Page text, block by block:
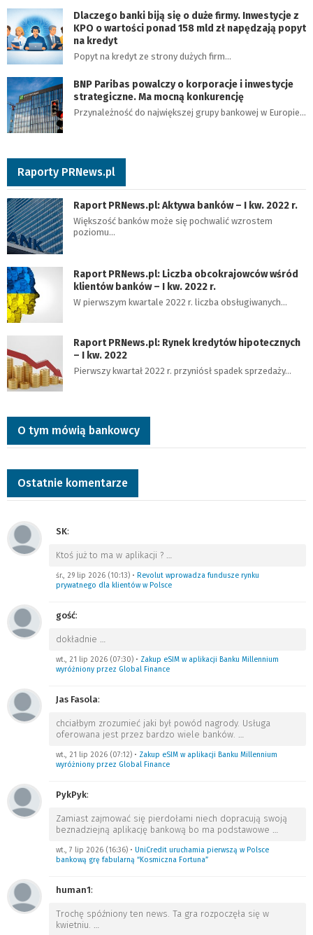
Dlaczego banki biją się o duże firmy. Inwestycje z
KPO o wartości ponad 158 mld zł napędzają popyt
na kredyt
Popyt na kredyt ze strony dużych firm…
BNP Paribas powalczy o korporacje i inwestycje
strategiczne. Ma mocną konkurencję
Przynależność do największej grupy bankowej w Europie…
Raporty PRNews.pl
Raport PRNews.pl: Aktywa banków – I kw. 2022 r.
Większość banków może się pochwalić wzrostem
poziomu…
Raport PRNews.pl: Liczba obcokrajowców wśród
klientów banków – I kw. 2022 r.
W pierwszym kwartale 2022 r. liczba obsługiwanych…
Raport PRNews.pl: Rynek kredytów hipotecznych
– I kw. 2022
Pierwszy kwartał 2022 r. przyniósł spadek sprzedaży…
O tym mówią bankowcy
Ostatnie komentarze
SK:
Ktoś już to ma w aplikacji ? …
śr., 29 lip 2026 (10:13) • Revolut wprowadza fundusze rynku
prywatnego dla klientów w Polsce
gość:
dokładnie …
wt., 21 lip 2026 (07:30) • Zakup eSIM w aplikacji Banku Millennium
wyróżniony przez Global Finance
Jas Fasola:
chciałbym zrozumieć jaki był powód nagrody. Usługa
oferowana jest przez bardzo wiele banków. …
wt., 21 lip 2026 (07:12) • Zakup eSIM w aplikacji Banku Millennium
wyróżniony przez Global Finance
PykPyk:
Zamiast zajmować się pierdołami niech dopracują swoją
beznadziejną aplikację bankową bo ma podstawowe …
wt., 7 lip 2026 (16:36) • UniCredit uruchamia pierwszą w Polsce
bankową grę fabularną “Kosmiczna Fortuna”
human1:
Trochę spóźniony ten news. Ta gra rozpoczęła się w
kwietniu. …